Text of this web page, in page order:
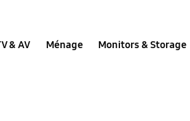
& AV Ménage Monitors & Storage